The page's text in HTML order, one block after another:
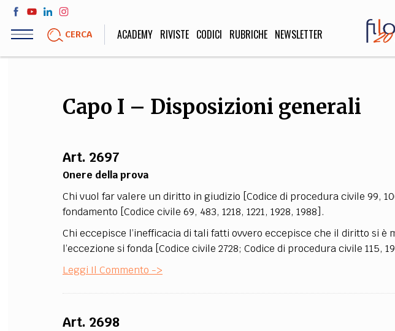
Salta
contenuto
CERCA ACADEMY RIVISTE CODICI RUBRICHE NEWSLETTER
LIFE STYLE
Sport, Cucina, Viaggi,
SOCIETÀ
Politica, Attualità,
STORIA E FILOSOFIA
Scienze storiche,
Capo I – Disposizioni generali
Art. 2697
Onere della prova
Chi vuol far valere un diritto in giudizio [Codice di procedura civile 99,
fondamento [Codice civile 69, 483, 1218, 1221, 1928, 1988].
Chi eccepisce l’inefficacia di tali fatti ovvero eccepisce che il diritto si è
l’eccezione si fonda [Codice civile 2728; Codice di procedura civile 115,
Leggi Il Commento ->
Art. 2698